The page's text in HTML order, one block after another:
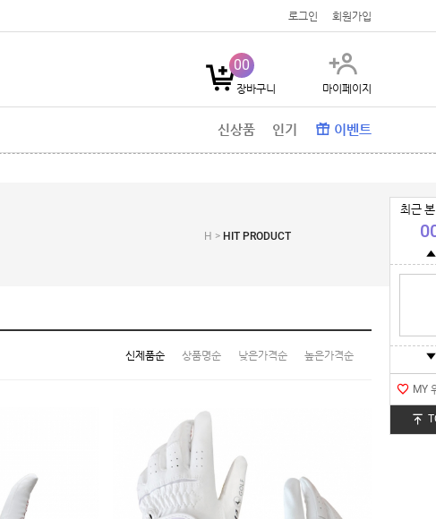
로그인 회원가입
00
장바구니 마이페이지
신상품 인기 이벤트
최근
MY
H > HIT PRODUCT
신제품순 상품명순 낮은가격순 높은가격순